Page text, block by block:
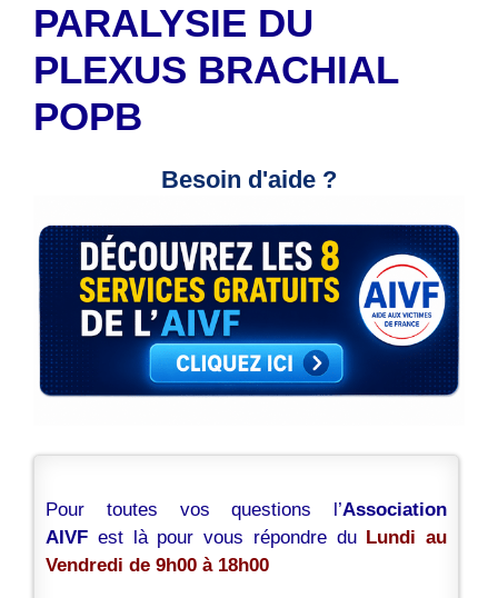
PARALYSIE DU
PLEXUS BRACHIAL
POPB
Besoin d'aide ?
Pour toutes vos questions l’Association
AIVF est là pour vous répondre du Lundi au
Vendredi de 9h00 à 18h00